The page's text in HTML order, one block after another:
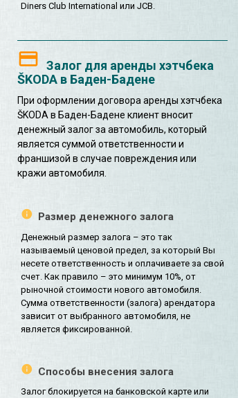
Diners Club International или JCB.
Залог для аренды хэтчбека
ŠKODA в Баден-Бадене
При оформлении договора аренды хэтчбека
ŠKODA в Баден-Бадене клиент вносит
денежный залог за автомобиль, который
является суммой ответственности и
франшизой в случае повреждения или
кражи автомобиля.
Размер денежного залога
Денежный размер залога – это так
называемый ценовой предел, за который Вы
несете ответственность и оплачиваете за свой
счет. Как правило – это минимум 10%, от
рыночной стоимости нового автомобиля.
Сумма ответственности (залога) арендатора
зависит от выбранного автомобиля, не
является фиксированной.
Способы внесения залога
Залог блокируется на банковской карте или